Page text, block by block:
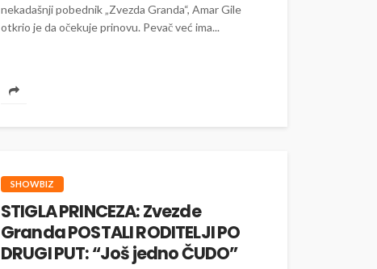
nekadašnji pobednik „Zvezda Granda“, Amar Gile
otkrio je da očekuje prinovu. Pevač već ima...
SHOWBIZ
STIGLA PRINCEZA: Zvezde
Granda POSTALI RODITELJI PO
DRUGI PUT: “Još jedno ČUDO”